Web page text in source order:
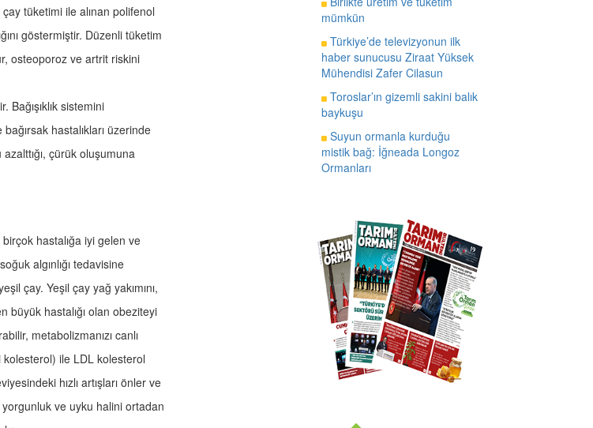
çay tüketimi ile alınan polifenol
göstermiştir. Düzenli tüketim
osteoporoz ve artrit riskini
sistemini
hastalıkları üzerinde
çürük oluşumuna
hastalığa iyi gelen ve
algınlığı tedavisine
çay. Yeşil çay yağ yakımını,
büyük hastalığı olan obeziteyi
metabolizmanızı canlı
ile LDL kolesterol
hızlı artışları önler ve
yorgunluk ve uyku halini ortadan
mümkün
Türkiye’de televizyonun ilk
haber sunucusu Ziraat Yüksek
Mühendisi Zafer Cilasun
Toroslar’ın gizemli sakini balık
baykuşu
Suyun ormanla kurduğu
mistik bağ: İğneada Longoz
Ormanları